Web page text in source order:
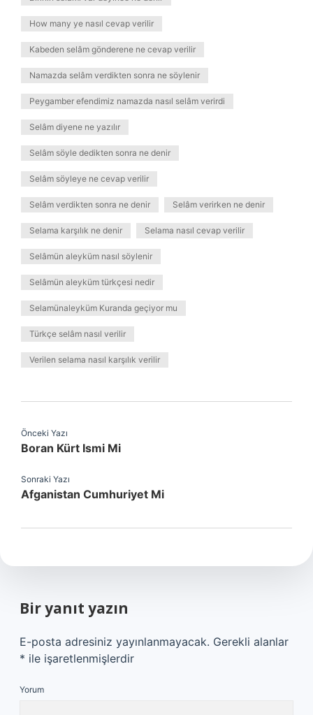
How many ye nasıl cevap verilir
Kabeden selâm gönderene ne cevap verilir
Namazda selâm verdikten sonra ne söylenir
Peygamber efendimiz namazda nasıl selâm verirdi
Selâm diyene ne yazılır
Selâm söyle dedikten sonra ne denir
Selâm söyleye ne cevap verilir
Selâm verdikten sonra ne denir Selâm verirken ne denir
Selama karşılık ne denir Selama nasıl cevap verilir
Selâmün aleyküm nasıl söylenir
Selâmün aleyküm türkçesi nedir
Selamünaleyküm Kuranda geçiyor mu
Türkçe selâm nasıl verilir
Verilen selama nasıl karşılık verilir
Önceki Yazı
Boran Kürt Ismi Mi
Sonraki Yazı
Afganistan Cumhuriyet Mi
Bir yanıt yazın
E-posta adresiniz yayınlanmayacak. Gerekli alanlar
* ile işaretlenmişlerdir
Yorum